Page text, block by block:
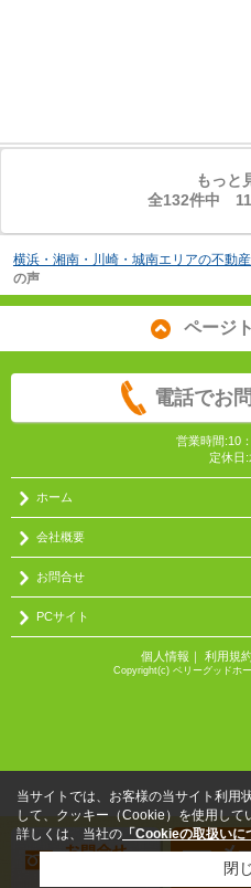
もっと
全132件中 11
横浜・湘南・川崎・城南エリアの不動
の声
ページ
電話でお
営業時間:10
定休日:
ホーム
会社概要
お問合せ
PCサイト
個人情報 ｜ 利用規
Copyright(c) ベリーグッドホ
当サイトでは、お客様の当サイト利用
して、クッキー（Cookie）を使用して
詳しくは、当社の 「Cookieの取扱いに
閉